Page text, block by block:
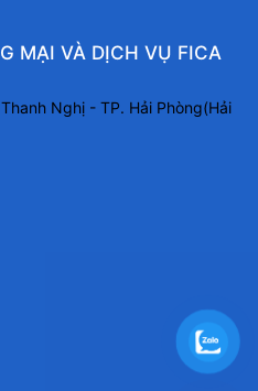
MẠI VÀ DỊCH VỤ FICA
Nghị - TP. Hải Phòng(Hải